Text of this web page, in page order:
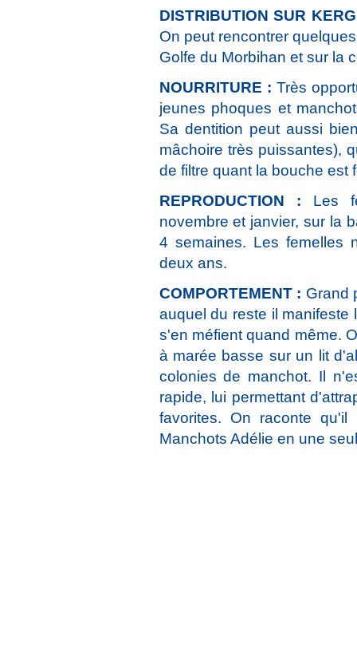
DISTRIBUTION SUR
On peut rencontrer
Golfe du Morbihan et sur la
NOURRITURE :Très
jeunes phoques et
Sa dentition peut aussi
mâchoire très puissantes),
de filtre quant la bouche est
REPRODUCTION : Les
novembre et janvier, sur la
4 semaines. Les femelles
deux ans.
COMPORTEMENT : Grand
auquel du reste il
s'en méfient quand même.
à marée basse sur un lit
colonies de manchot. Il
rapide, lui permettant
favorites. On raconte
Manchots Adélie en une